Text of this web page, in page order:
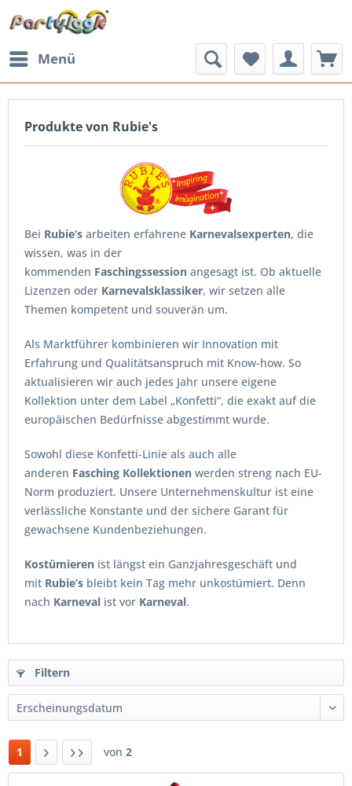
Menü
Produkte von Rubie's
Bei Rubie’s arbeiten erfahrene Karnevalsexperten, die
wissen, was in der
kommenden Faschingssession angesagt ist. Ob aktuelle
Lizenzen oder Karnevalsklassiker, wir setzen alle
Themen kompetent und souverän um.
Als Marktführer kombinieren wir Innovation mit
Erfahrung und Qualitätsanspruch mit Know-how. So
aktualisieren wir auch jedes Jahr unsere eigene
Kollektion unter dem Label „Konfetti“, die exakt auf die
europäischen Bedürfnisse abgestimmt wurde.
Sowohl diese Konfetti-Linie als auch alle
anderen Fasching Kollektionen werden streng nach EU-
Norm produziert. Unsere Unternehmenskultur ist eine
verlässliche Konstante und der sichere Garant für
gewachsene Kundenbeziehungen.
Kostümieren ist längst ein Ganzjahresgeschäft und
mit Rubie’s bleibt kein Tag mehr unkostümiert. Denn
nach Karneval ist vor Karneval.
Filtern
1 von 2